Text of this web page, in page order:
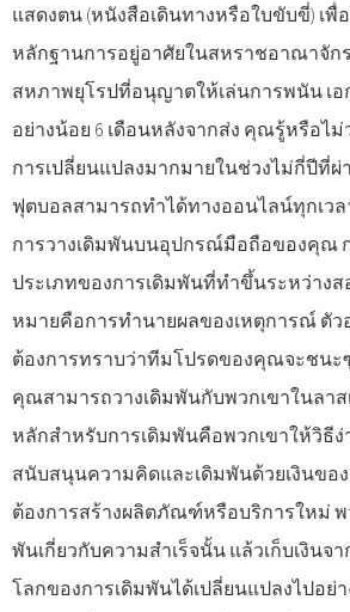
แสดงตน (หนังสือเดินทางหรือใบขับขี่) เพื่
หลักฐานการอยู่อาศัยในสหราชอาณาจัก
สหภาพยุโรปที่อนุญาตให้เล่นการพนัน เอ
อย่างน้อย 6 เดือนหลังจากส่ง คุณรู้หรือไ
การเปลี่ยนแปลงมากมายในช่วงไม่กี่ปีที่ผ่
ฟุตบอลสามารถทำได้ทางออนไลน์ทุกเว
การวางเดิมพันบนอุปกรณ์มือถือของคุณ
ประเภทของการเดิมพันที่ทำขึ้นระหว่างส
หมายคือการทำนายผลของเหตุการณ์ ตั
ต้องการทราบว่าทีมโปรดของคุณจะชนะ
คุณสามารถวางเดิมพันกับพวกเขาในลา
หลักสำหรับการเดิมพันคือพวกเขาให้วิธี
สนับสนุนความคิดและเดิมพันด้วยเงินขอ
ต้องการสร้างผลิตภัณฑ์หรือบริการใหม่ พ
พันเกี่ยวกับความสำเร็จนั้น แล้วเก็บเงินจ
โลกของการเดิมพันได้เปลี่ยนแปลงไปอย่